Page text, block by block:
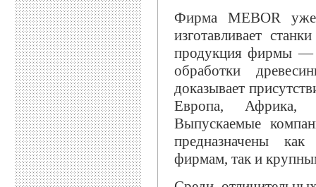
Фирма MEBOR уже
изготавливает
продукция фирмы —
обработки
доказывает
Европа, Африка,
Выпускаемые
предназначены
фирмам, так и